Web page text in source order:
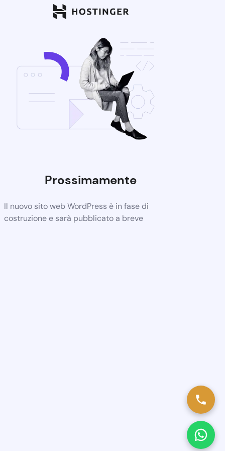
Prossimamente
Il nuovo sito web WordPress è in fase di
costruzione e sarà pubblicato a breve